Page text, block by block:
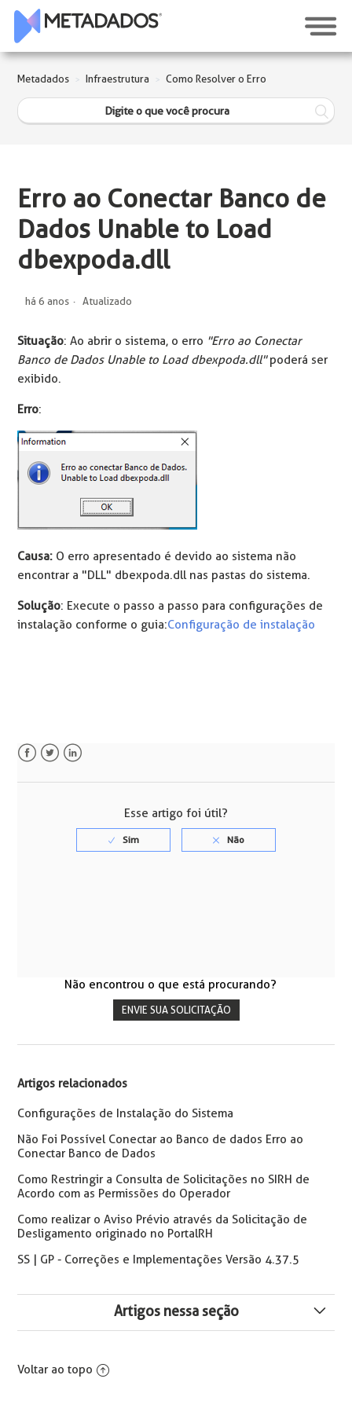
Metadados Infraestrutura Como Resolver o Erro
Erro ao Conectar Banco de
Dados Unable to Load
dbexpoda.dll
há 6 anos Atualizado
Situação: Ao abrir o sistema, o erro "Erro ao Conectar
Banco de Dados Unable to Load dbexpoda.dll"poderá ser
exibido.
Erro:
Causa: O erro apresentado é devido ao sistema não
encontrar a "DLL" dbexpoda.dll nas pastas do sistema.
Solução: Execute o passo a passo para configurações de
instalação conforme o guia:Configuração de instalação
Esse artigo foi útil?
Não encontrou o que está procurando?
ENVIE SUA SOLICITAÇÃO
Artigos relacionados
Configurações de Instalação do Sistema
Não Foi Possível Conectar ao Banco de dados Erro ao
Conectar Banco de Dados
Como Restringir a Consulta de Solicitações no SIRH de
Acordo com as Permissões do Operador
Como realizar o Aviso Prévio através da Solicitação de
Desligamento originado no PortalRH
SS | GP - Correções e Implementações Versão 4.37.5
Artigos nessa seção
SaaS
Voltar ao topo